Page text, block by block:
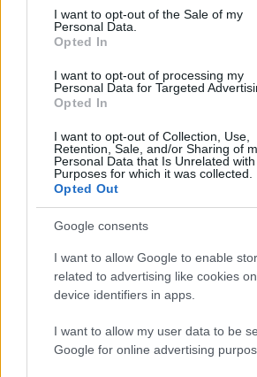
consent section.
I want to opt-out of the Sale of my
Personal Data.
Opted In
I want to opt-out of processing my
Personal Data for Targeted
Opted In
I want to opt-out of Collection, Use,
Retention, Sale, and/or Sharing of
Personal Data that Is Unrelated
Purposes for which it was collected.
Opted Out
Google consents
I want to allow Google to enable
related to advertising like cookies
device identifiers in apps.
I want to allow my user data to be
Google for online advertising
LIFESTYLE